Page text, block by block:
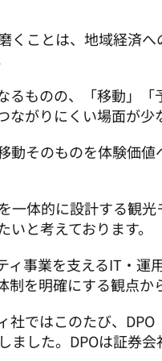
ことは、地域経済
ものの、「移動」
がりにくい場面が少
そのものを体験価
体的に設計する観
と考えております。
事業を支えるIT・運
を明確にする観点か
社ではこのたび、
した。DPOは証券